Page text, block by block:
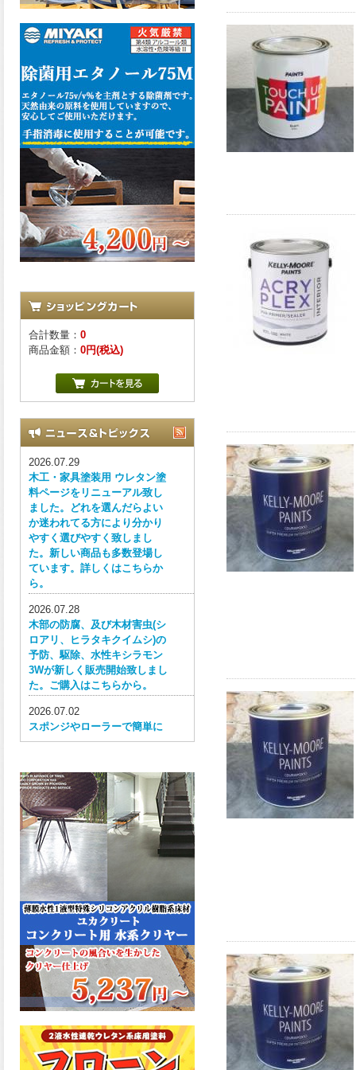
合計数量： 0
商品金額： 0円(税込)
2026.07.29
木工・家具塗装用 ウレタン塗
料ページをリニューアル致し
ました。どれを選んだらよい
か迷われてる方により分かり
やすく選びやすく致しまし
た。新しい商品も多数登場し
ています。詳しくはこちらか
ら。
2026.07.28
木部の防腐、及び木材害虫(シ
ロアリ、ヒラタキクイムシ)の
予防、駆除、水性キシラモン
3Wが新しく販売開始致しまし
た。ご購入はこちらから。
2026.07.02
スポンジやローラーで簡単に
塗ってはがせる目かくし用水
イントが新しく販売開始致し
ました。ご購入はこちらか
ら。
2026.06.30
ウレタン特有の網目構造の反
応塗膜は、強靭で耐衝撃性、
耐擦り傷性、耐摩耗性に優れ
た機能を発揮、フローンフル
トップが新しく販売開始致し
ました。ご購入はこちらか
ら。
2026.06.29
コストを重視しした材料で、
優れた性能と高品質で高度な
防水機能を発揮、フローン12
た。ご購入はこちらから。
2026.06.29